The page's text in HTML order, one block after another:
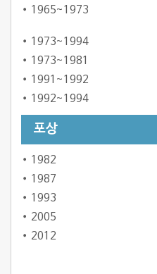
1965~1973
1973~1994
1973~1981
1991~1992
1992~1994
포상
1982
1987
1993
2005
2012